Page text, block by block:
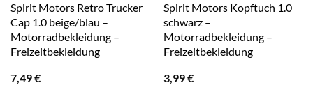
Spirit Motors Retro Trucker
Cap 1.0 beige/blau –
Motorradbekleidung –
Freizeitbekleidung
7,49€
Spirit Motors Kopftuch 1.0
schwarz –
Motorradbekleidung –
Freizeitbekleidung
3,99€